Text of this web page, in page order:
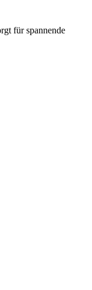
für spannende